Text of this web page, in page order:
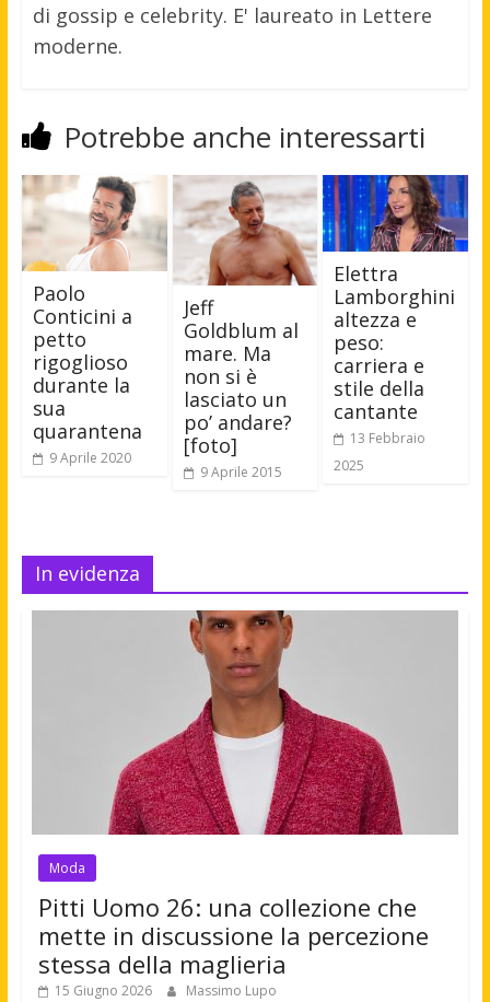
di gossip e celebrity. E' laureato in Lettere
moderne.
Potrebbe anche interessarti
Paolo
Conticini a
petto
rigoglioso
durante la
sua
quarantena
9 Aprile 2020
Jeff
Goldblum al
mare. Ma
non si è
lasciato un
po’ andare?
[foto]
9 Aprile 2015
Elettra
Lamborghini
altezza e
peso:
carriera e
stile della
cantante
13 Febbraio
2025
In evidenza
Moda
Pitti Uomo 26: una collezione che
mette in discussione la percezione
stessa della maglieria
15 Giugno 2026 Massimo Lupo